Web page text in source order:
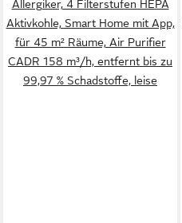
Allergiker, 4 Filterstufen HEPA
Aktivkohle, Smart Home mit App,
für 45 m² Räume, Air Purifier
CADR 158 m³/h, entfernt bis zu
99,97 % Schadstoffe, leise